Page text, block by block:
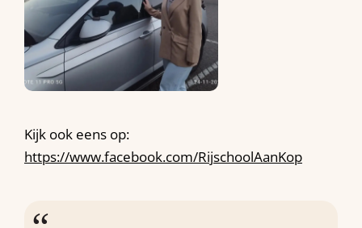
Kijk ook eens op:
https://www.facebook.com/RijschoolAanKop